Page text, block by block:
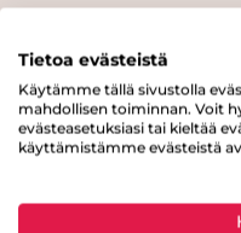
josta sokereita
Kuitua
Proteiinia
Suolaa
Tietoa evästeistä
Käytämme tällä sivustolla
mahdollisen toiminnan. Voit
evästeasetuksiasi tai kieltää
käyttämistämme evästeistä